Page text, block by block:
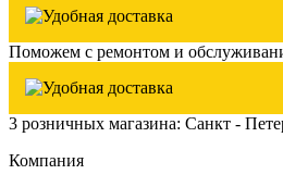
Поможем с ремонтом и
3 розничных магазина: Санкт -
Компания